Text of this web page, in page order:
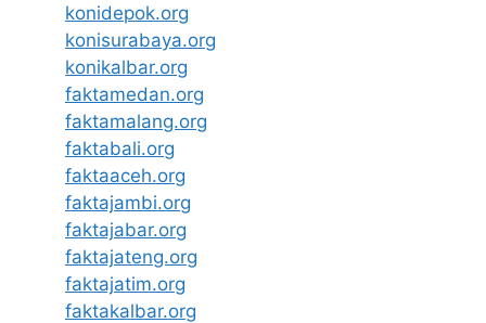
konidepok.org
konisurabaya.org
konikalbar.org
faktamedan.org
faktamalang.org
faktabali.org
faktaaceh.org
faktajambi.org
faktajabar.org
faktajateng.org
faktajatim.org
faktakalbar.org